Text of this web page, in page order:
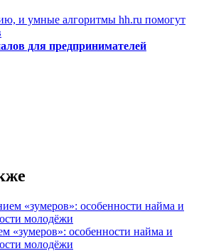
и умные алгоритмы hh.ru помогут
для предпринимателей
«зумеров»: особенности найма и
молодёжи